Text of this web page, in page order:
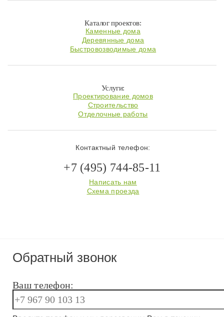
Каталог проектов:
Каменные дома
Деревянные дома
Быстровозводимые дома
Услуги:
Проектирование домов
Строительство
Отделочные работы
Контактный телефон:
+7 (495) 744-85-11
Написать нам
Схема проезда
Обратный звонок
Ваш телефон: